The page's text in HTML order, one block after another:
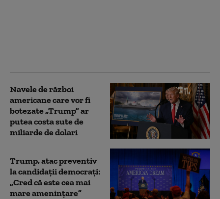
Navele de război
americane care vor fi
botezate „Trump” ar
putea costa sute de
miliarde de dolari
Trump, atac preventiv
la candidații democraţi:
„Cred că este cea mai
mare ameninţare”